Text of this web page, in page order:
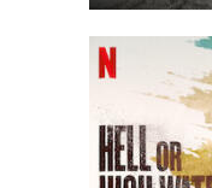
vengono mostrate